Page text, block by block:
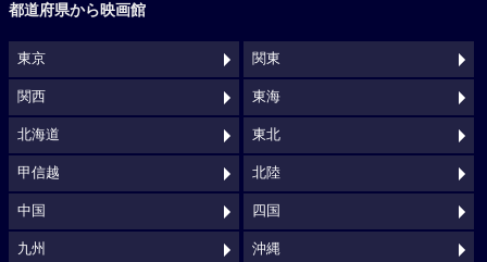
都道府県から映画館
東京 関東
関西 東海
北海道 東北
甲信越 北陸
中国 四国
九州 沖縄